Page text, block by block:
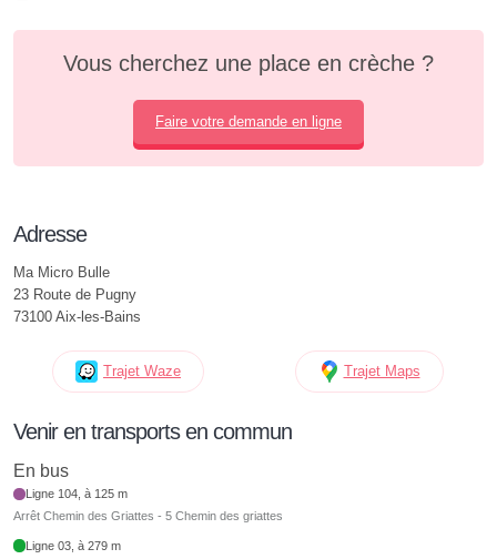
Vous cherchez une place en crèche ?
Faire votre demande en ligne
Adresse
Ma Micro Bulle
23 Route de Pugny
73100 Aix-les-Bains
Trajet Waze Trajet Maps
Venir en transports en commun
En bus
Ligne 104, à 125 m
Arrêt Chemin des Griattes - 5 Chemin des griattes
Ligne 03, à 279 m